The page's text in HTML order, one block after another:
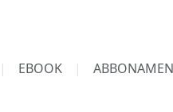
EBOOK